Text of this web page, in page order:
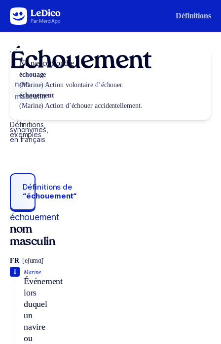
Aller au contenu Définitions
Échouement
nom
masculin
Définitions,
synonymes,
exemples
en français
Définitions de
“échouement“
échouement
nom
masculin
FR [eʃumɑ̃]
Marine.
Événement
lors
duquel
un
navire
ou
1
Ne pas confondre
échouage
(Marine) Action volontaire d’échouer.
échouement
(Marine) Action d’échouer accidentellement.